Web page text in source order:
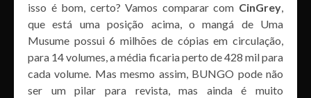
isso é bom, certo? Vamos comparar com CinGrey,
que está uma posição acima, o mangá de Uma
Musume possui 6 milhões de cópias em circulação,
para 14 volumes, a média ficaria perto de 428 mil para
cada volume. Mas mesmo assim, BUNGO pode não
ser um pilar para revista, mas ainda é muito